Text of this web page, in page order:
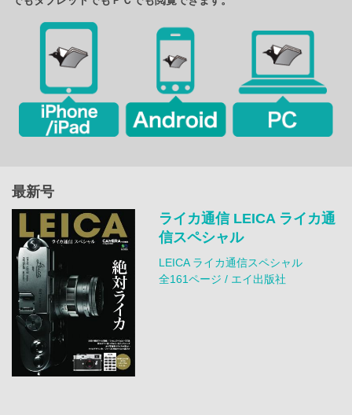
最新号
ライカ通信 LEICA ライカ通
信スペシャル
LEICA ライカ通信スペシャル
全161ページ / エイ出版社